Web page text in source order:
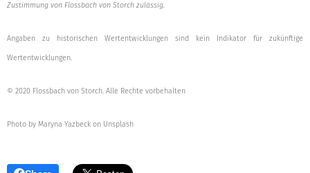
Zustimmung von Flossbach von Storch zulässig.
Angaben zu historischen Wertentwicklungen sind kein Indikator für zukünftige
Wertentwicklungen.
© 2020 Flossbach von Storch. Alle Rechte vorbehalten
Photo by Maryna Yazbeck on Unsplash